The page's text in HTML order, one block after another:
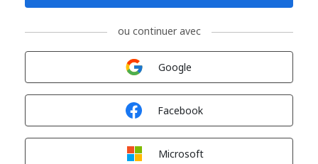
ou continuer avec
Google
Facebook
Microsoft